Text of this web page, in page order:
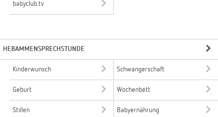
babyclub.tv
HEBAMMENSPRECHSTUNDE
Kinderwunsch Schwangerschaft
Geburt Wochenbett
Stillen Babyernährung